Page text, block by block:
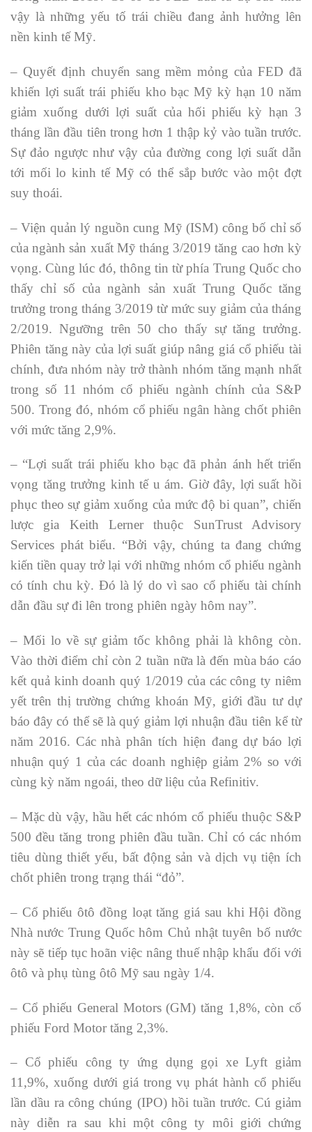
vậy là những yếu tố trái chiều đang ảnh hưởng lên
nền kinh tế Mỹ.
– Quyết định chuyển sang mềm mỏng của FED đã
khiến lợi suất trái phiếu kho bạc Mỹ kỳ hạn 10 năm
giảm xuống dưới lợi suất của hối phiếu kỳ hạn 3
tháng lần đầu tiên trong hơn 1 thập kỷ vào tuần trước.
Sự đảo ngược như vậy của đường cong lợi suất dẫn
tới mối lo kinh tế Mỹ có thể sắp bước vào một đợt
suy thoái.
– Viện quản lý nguồn cung Mỹ (ISM) công bố chỉ số
của ngành sản xuất Mỹ tháng 3/2019 tăng cao hơn kỳ
vọng. Cùng lúc đó, thông tin từ phía Trung Quốc cho
thấy chỉ số của ngành sản xuất Trung Quốc tăng
trưởng trong tháng 3/2019 từ mức suy giảm của tháng
2/2019. Ngưỡng trên 50 cho thấy sự tăng trưởng.
Phiên tăng này của lợi suất giúp nâng giá cổ phiếu tài
chính, đưa nhóm này trở thành nhóm tăng mạnh nhất
trong số 11 nhóm cổ phiếu ngành chính của S&P
500. Trong đó, nhóm cổ phiếu ngân hàng chốt phiên
với mức tăng 2,9%.
– “Lợi suất trái phiếu kho bạc đã phản ánh hết triển
vọng tăng trưởng kinh tế u ám. Giờ đây, lợi suất hồi
phục theo sự giảm xuống của mức độ bi quan”, chiến
lược gia Keith Lerner thuộc SunTrust Advisory
Services phát biểu. “Bởi vậy, chúng ta đang chứng
kiến tiền quay trở lại với những nhóm cổ phiếu ngành
có tính chu kỳ. Đó là lý do vì sao cổ phiếu tài chính
dẫn đầu sự đi lên trong phiên ngày hôm nay”.
– Mối lo về sự giảm tốc không phải là không còn.
Vào thời điểm chỉ còn 2 tuần nữa là đến mùa báo cáo
kết quả kinh doanh quý 1/2019 của các công ty niêm
yết trên thị trường chứng khoán Mỹ, giới đầu tư dự
báo đây có thể sẽ là quý giảm lợi nhuận đầu tiên kể từ
năm 2016. Các nhà phân tích hiện đang dự báo lợi
nhuận quý 1 của các doanh nghiệp giảm 2% so với
cùng kỳ năm ngoái, theo dữ liệu của Refinitiv.
– Mặc dù vậy, hầu hết các nhóm cổ phiếu thuộc S&P
500 đều tăng trong phiên đầu tuần. Chỉ có các nhóm
tiêu dùng thiết yếu, bất động sản và dịch vụ tiện ích
chốt phiên trong trạng thái “đỏ”.
– Cổ phiếu ôtô đồng loạt tăng giá sau khi Hội đồng
Nhà nước Trung Quốc hôm Chủ nhật tuyên bố nước
này sẽ tiếp tục hoãn việc nâng thuế nhập khẩu đối với
ôtô và phụ tùng ôtô Mỹ sau ngày 1/4.
– Cổ phiếu General Motors (GM) tăng 1,8%, còn cổ
phiếu Ford Motor tăng 2,3%.
– Cổ phiếu công ty ứng dụng gọi xe Lyft giảm
11,9%, xuống dưới giá trong vụ phát hành cổ phiếu
lần dầu ra công chúng (IPO) hồi tuần trước. Cú giảm
này diễn ra sau khi một công ty môi giới chứng